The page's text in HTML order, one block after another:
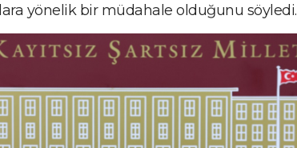
yönelik bir müdahale olduğunu söyledi.